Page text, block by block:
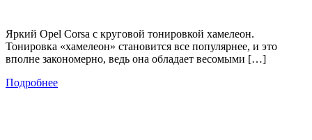
Яркий Opel Corsa с круговой тонировкой хамелеон.
Тонировка «хамелеон» становится все популярнее, и это
вполне закономерно, ведь она обладает весомыми […]
Подробнее